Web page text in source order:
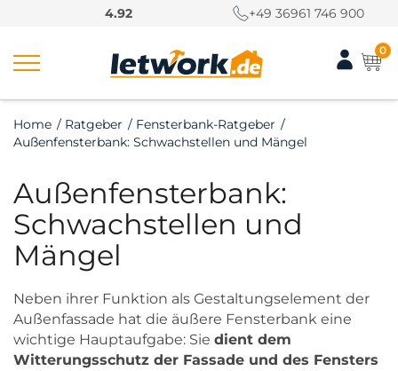
4.92 +49 36961 746 900
0
Home / Ratgeber / Fensterbank-Ratgeber /
Außenfensterbank: Schwachstellen und Mängel
Außenfensterbank:
Schwachstellen und
Mängel
Neben ihrer Funktion als Gestaltungselement der
Außenfassade hat die äußere Fensterbank eine
wichtige Hauptaufgabe: Sie dient dem
Witterungsschutz der Fassade und des Fensters